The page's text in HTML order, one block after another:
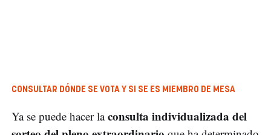
CONSULTAR DÓNDE SE VOTA Y SI SE ES MIEMBRO DE MESA
Ya se puede hacer laconsulta individualizada del